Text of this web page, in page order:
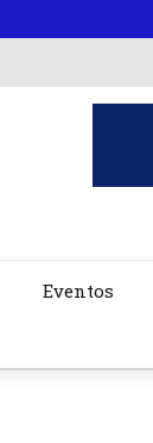
Eventos